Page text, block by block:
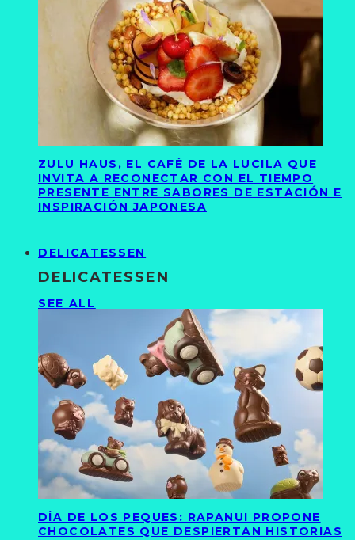
ZULU HAUS, EL CAFÉ DE LA LUCILA QUE
INVITA A RECONECTAR CON EL TIEMPO
PRESENTE ENTRE SABORES DE ESTACIÓN E
INSPIRACIÓN JAPONESA
DELICATESSEN
DELICATESSEN
SEE ALL
DÍA DE LOS PEQUES: RAPANUI PROPONE
CHOCOLATES QUE DESPIERTAN HISTORIAS